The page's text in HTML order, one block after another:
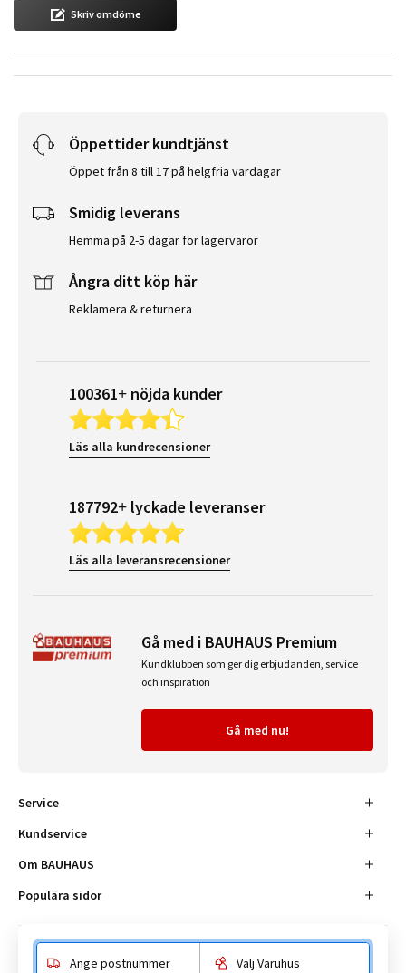
Skriv omdöme
Öppettider kundtjänst
Öppet från 8 till 17 på helgfria vardagar
Smidig leverans
Hemma på 2-5 dagar för lagervaror
Ångra ditt köp här
Reklamera & returnera
100361+ nöjda kunder
Läs alla kundrecensioner
187792+ lyckade leveranser
Läs alla leveransrecensioner
Gå med i BAUHAUS Premium
Kundklubben som ger dig erbjudanden, service
och inspiration
Gå med nu!
Service
Kundservice
Om BAUHAUS
Populära sidor
Ange postnummer Välj Varuhus